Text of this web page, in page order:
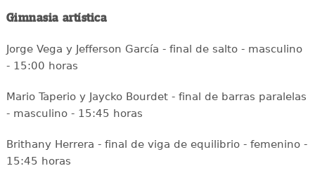
Gimnasia artística
Jorge Vega y Jefferson García - final de salto - masculino
- 15:00 horas
Mario Taperio y Jaycko Bourdet - final de barras paralelas
- masculino - 15:45 horas
Brithany Herrera - final de viga de equilibrio - femenino -
15:45 horas